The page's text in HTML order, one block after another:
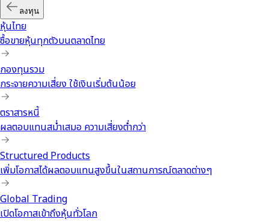
ลงทุน
หุ้นไทย
ซื้อขายหุ้นทุกตัวบนตลาดไทย
กองทุนรวม
กระจายความเสี่ยง ใช้เงินเริ่มต้นน้อย
ตราสารหนี้
ผลตอบแทนสม่ำเสมอ ความเสี่ยงต่ำกว่า
Structured Products
เพิ่มโอกาสได้ผลตอบแทนสูงขึ้นในสถานการณ์ตลาดต่างๆ
Global Trading
เปิดโอกาสเข้าถึงหุ้นทั่วโลก